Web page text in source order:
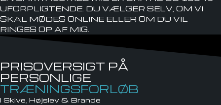
UFORPLIGTENDE. DU VÆLGER SELV, OM VI
SKAL MØDES ONLINE ELLER OM DU VIL
RINGES OP AF MIG.
PRISOVERSIGT PÅ
PERSONLIGE
TRÆNINGSFORLØB
I Skive, Højslev & Brande